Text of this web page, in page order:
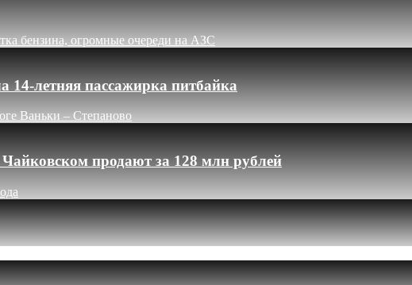
бензина, огромные очереди на АЗС
14-летняя пассажирка питбайка
Ваньки – Степаново
продают за 128 млн рублей